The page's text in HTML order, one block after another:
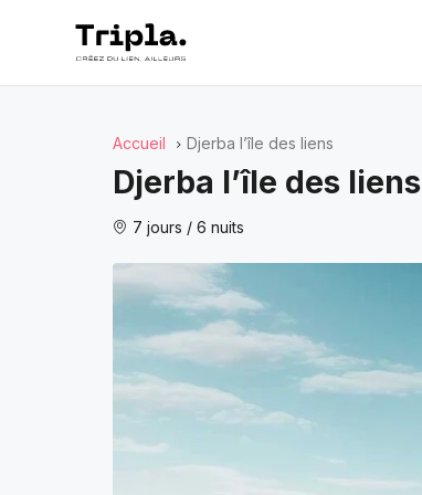
Accueil Djerba l’île des liens
Djerba l’île des liens
7 jours / 6 nuits